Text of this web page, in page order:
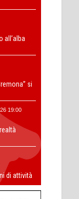
all’alba
si
19:00
di attività